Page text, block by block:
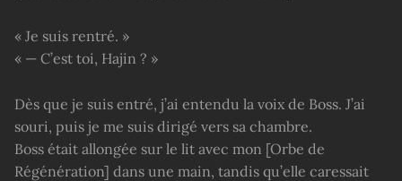
« Je suis rentré. »
« — C’est toi, Hajin ? »
Dès que je suis entré, j’ai entendu la voix de Boss. J’ai
souri, puis je me suis dirigé vers sa chambre.
Boss était allongée sur le lit avec mon [Orbe de
Régénération] dans une main, tandis qu’elle caressait